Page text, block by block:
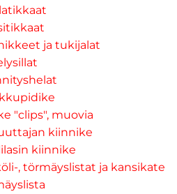
ja tukijalat
"clips", muovia
kiinnike
kiinnike
, törmäyslistat ja kansikate